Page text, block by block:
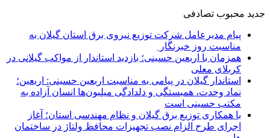
جدید محبوب تصادفی
پیام مدیرعامل شركت توزیع نیروی برق استان گیلان به
مناسبت روز خبرنگار ‌
همزمان با اربعین حسینی؛ بازدید استاندار از مواکب گیلانی در
کربلای معلی
استاندار گیلان در پیامی به مناسبت اربعین حسینی: اربعین؛
نماد وحدت، همبستگی و دلدادگی میلیون‌ها انسان آزاده به
مکتب حسینی است
با همکاری توزیع برق گیلان و نظام مهندسی استان؛ آغاز
اجرای طرح الزام نصب تجهیزات محافظ ولتاژ در ساختمان